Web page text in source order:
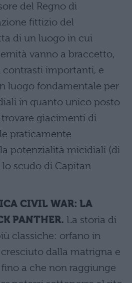
del Regno di
fittizio del
di un luogo in cui
vanno a braccetto,
contrasti importanti, e
luogo fondamentale per
in quanto unico posto
giacimenti di
praticamente
potenzialità micidiali (di
scudo di Capitan
CIVIL WAR: LA
PANTHER. La storia di
classiche: orfano in
dalla matrigna e
a che non raggiunge